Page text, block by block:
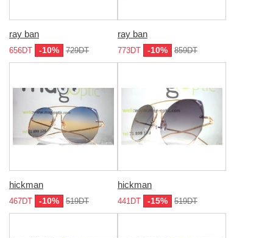
ray ban
656DT -10% 729DT
ray ban
773DT -10% 859DT
hickman
467DT -10% 519DT
hickman
441DT -15% 519DT